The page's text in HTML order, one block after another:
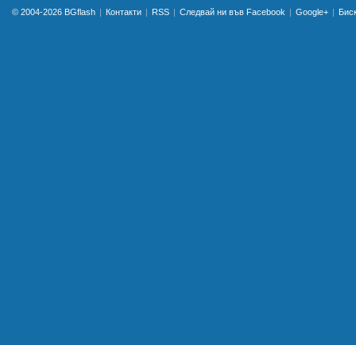
© 2004-2026 BGflash Контакти RSS Следвай ни във Facebook Google+